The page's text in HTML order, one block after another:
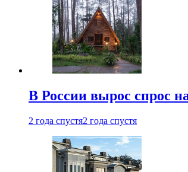
В России вырос спрос
2 года спустя2 года спустя